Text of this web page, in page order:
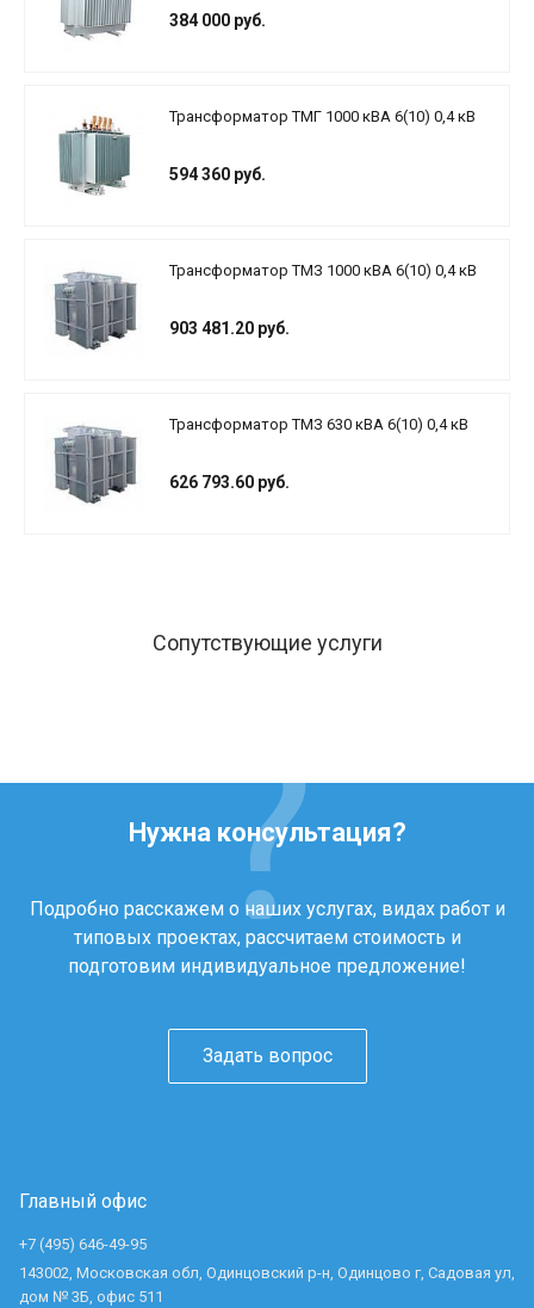
384 000 руб.
Трансформатор ТМГ 1000 кВА 6(10) 0,4 кВ
594 360 руб.
Трансформатор ТМЗ 1000 кВА 6(10) 0,4 кВ
903 481.20 руб.
Трансформатор ТМЗ 630 кВА 6(10) 0,4 кВ
626 793.60 руб.
Сопутствующие услуги
Нужна консультация?
Подробно расскажем о наших услугах, видах работ и
типовых проектах, рассчитаем стоимость и
подготовим индивидуальное предложение!
Задать вопрос
Главный офис
+7 (495) 646-49-95
143002, Московская обл, Одинцовский р-н, Одинцово г, Садовая ул,
дом № 3Б, офис 511